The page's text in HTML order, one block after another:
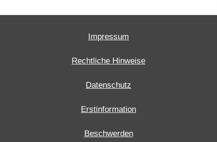
Impressum
Rechtliche Hinweise
Datenschutz
Erstinformation
Beschwerden